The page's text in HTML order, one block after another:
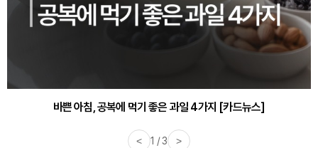
바쁜 아침, 공복에 먹기 좋은 과일 4가지 [카드뉴스]
30대부터 유병률 2배...여자에게 꼭 필요한 검사는? [카드뉴스]
< 1 / 3 >